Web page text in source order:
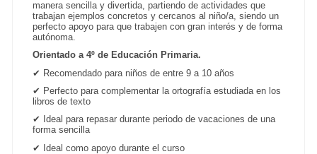
manera sencilla y divertida, partiendo de actividades que
trabajan ejemplos concretos y cercanos al niño/a, siendo un
perfecto apoyo para que trabajen con gran interés y de forma
autónoma.
Orientado a 4º de Educación Primaria.
✔ Recomendado para niños de entre 9 a 10 años
✔ Perfecto para complementar la ortografía estudiada en los
libros de texto
✔
Ideal para repasar durante periodo de vacaciones de una
forma sencilla
✔
Ideal como apoyo durante el curso